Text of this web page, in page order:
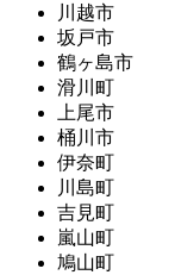
川越市
坂戸市
鶴ヶ島市
滑川町
上尾市
桶川市
伊奈町
川島町
吉見町
嵐山町
鳩山町